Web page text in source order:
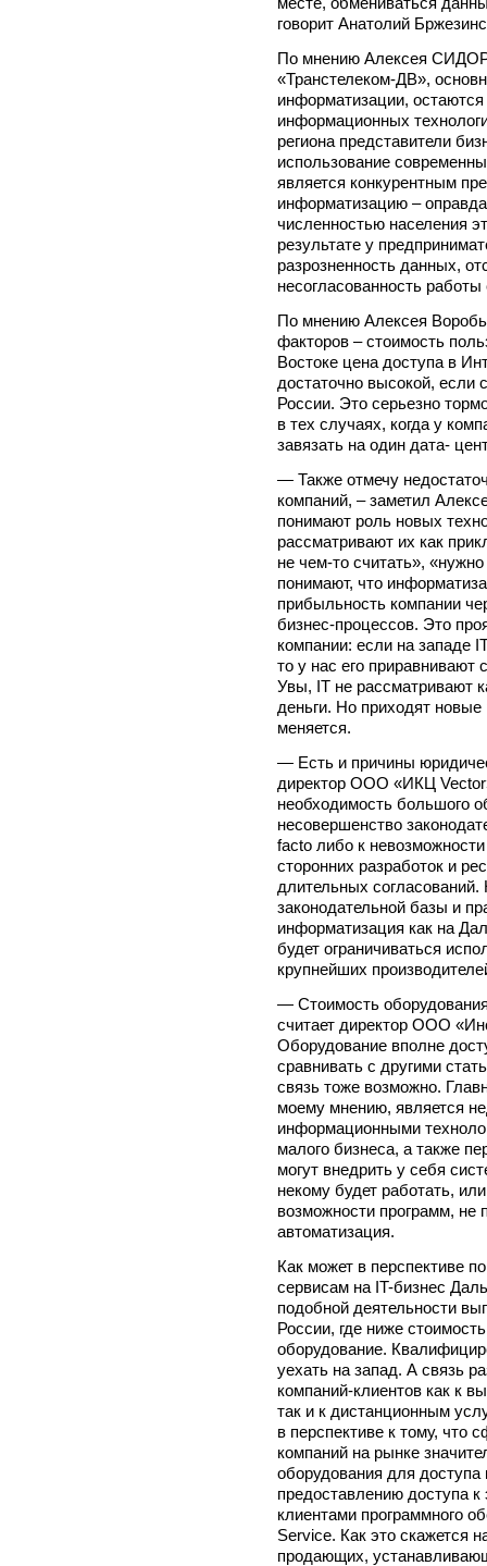
говорит Анатолий
По мнению Алексея
«Транстелеком-ДВ»,
информатизации,
информационных
региона представители
использование
является конкурентным
информатизацию –
численностью населения
результате у
разрозненность данных,
несогласованность
По мнению Алексея
факторов – стоимость
Востоке цена доступа в
достаточно высокой, если
России. Это серьезно
в тех случаях, когда у
завязать на один дата-
— Также отмечу
компаний, – заметил
понимают роль новых
рассматривают их как
не чем-то считать»,
понимают, что
прибыльность компании
бизнес-процессов. Это
компании: если на западе
то у нас его
Увы, IT не рассматривают
деньги. Но приходят новые
меняется.
— Есть и причины
директор ООО «ИКЦ
необходимость большого
несовершенство
facto либо к
сторонних разработок и
длительных
законодательной базы и
информатизация как на
будет ограничиваться
крупнейших
— Стоимость
считает директор ООО
Оборудование вполне
сравнивать с другими
связь тоже возможно.
моему мнению, является
информационными
малого бизнеса, а также
могут внедрить у себя
некому будет работать,
возможности программ, не
автоматизация.
Как может в перспективе
сервисам на IT-бизнес
подобной деятельности
России, где ниже
оборудование.
уехать на запад. А связь
компаний-клиентов как к
так и к дистанционным
в перспективе к тому, что
компаний на рынке
оборудования для
предоставлению доступа
клиентами программного
Service. Как это скажется
продающих,